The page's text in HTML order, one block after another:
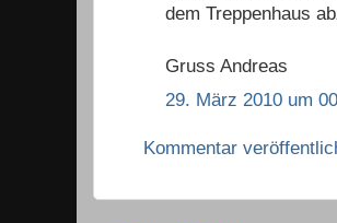
dem Treppenhaus
Gruss Andreas
29. März 2010 um
Kommentar